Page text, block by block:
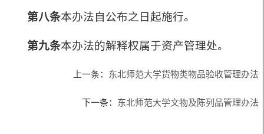
第八条本办法自公布之日起施行。
第九条本办法的解释权属于资产管理处。
上一条： 东北师范大学货物类物品验收管理办法
下一条： 东北师范大学文物及陈列品管理办法